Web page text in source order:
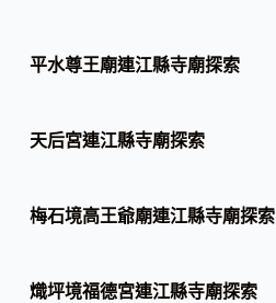
平水尊王廟連江縣寺廟探索
天后宮連江縣寺廟探索
梅石境高王爺廟連江縣寺廟探索
熾坪境福德宮連江縣寺廟探索